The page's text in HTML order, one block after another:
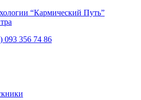
“Кармический Путь”
093 356 74 86